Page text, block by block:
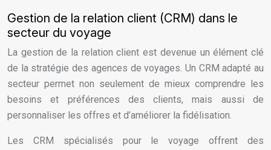
Gestion de la relation client (CRM) dans le
secteur du voyage
La gestion de la relation client est devenue un élément clé
de la stratégie des agences de voyages. Un CRM adapté au
secteur permet non seulement de mieux comprendre les
besoins et préférences des clients, mais aussi de
personnaliser les offres et d’améliorer la fidélisation.
Les CRM spécialisés pour le voyage offrent des